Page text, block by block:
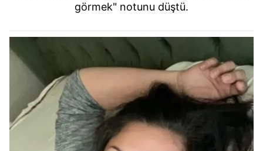
görmek" notunu düştü.